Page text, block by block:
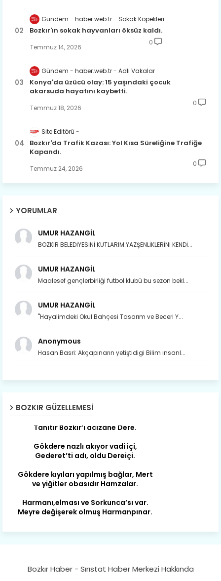
Gündem - haber.web.tr Sokak Köpekleri
Bozkır'ın sokak hayvanları öksüz kaldı.
Temmuz 14, 2026
0
Gündem - haber.web.tr Adli Vakalar
Konya'da üzücü olay: 15 yaşındaki çocuk
akarsuda hayatını kaybetti.
Temmuz 18, 2026
0
Site Editörü
Bozkır'da Trafik Kazası: Yol Kısa Süreliğine Trafiğe
Kapandı.
Temmuz 24, 2026
0
YORUMLAR
UMUR HAZANGİL
BOZKIR BELEDİYESİNİ KUTLARIM.YAZŞENLİKLERİNİ KENDİ...
UMUR HAZANGİL
Maalesef gençlerbirliği futbol klubü bu sezon bekl...
UMUR HAZANGİL
"Hayalimdeki Okul Bahçesi Tasarım ve Beceri Y...
Anonymous
Hasan Basri: Akçapınarın yetiştidigi Bilim insanl...
BOZKIR GÜZELLEMESI
Son yıllarda orda yok artık ağlayan,
Çat değişti, şimdi gülüyor Çağlayan.
Gökdere nazlı akıyor vadi içi,
ve yiğitler obasıdır Hamzalar.
Harmanı,elması ve Sorkunca’sı var.
Meyre değişerek olmuş Harmanpınar.
Büyük yerdir, mahalleleri Aydınlık, Tarih
eserleri şahane Hisarlık.
Belören, Koçaş, Kuzören vermiş hep
Sorkun.
Bozkır Haber - Sırıstat Haber Merkezi Hakkında